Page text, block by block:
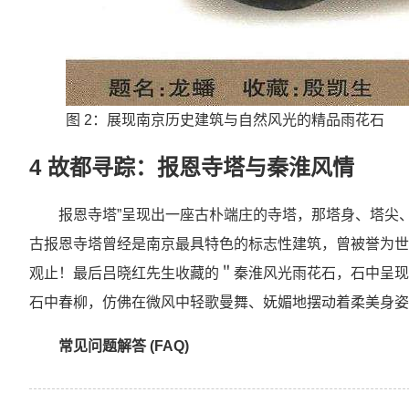
图 2：展现南京历史建筑与自然风光的精品雨花石
4 故都寻踪：报恩寺塔与秦淮风情
报恩寺塔”呈现出一座古朴端庄的寺塔，那塔身、塔
古报恩寺塔曾经是南京最具特色的标志性建筑，曾被誉为
观止！最后吕晓红先生收藏的＂秦淮风光雨花石，石中呈
石中春柳，仿佛在微风中轻歌曼舞、妩媚地摆动着柔美身
常见问题解答 (FAQ)